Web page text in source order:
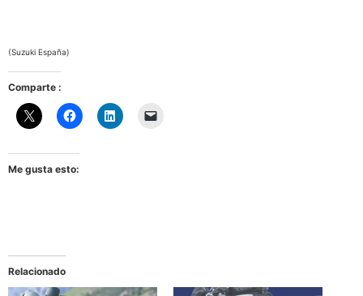
(Suzuki España)
Comparte :
Me gusta esto:
Relacionado